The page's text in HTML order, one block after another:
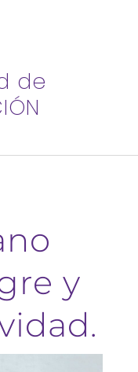
de
y